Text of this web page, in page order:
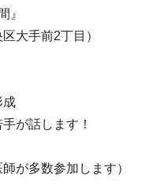
』
大手前2丁目）
成
が話します！
が多数参加します）